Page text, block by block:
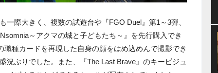
一際大きく、複数の試遊台や『FGO Duel』第1～3弾、
～アクマの城と子どもたち～』を先行購入でき
種カードを再現した自身の顔をはめ込めんで撮影でき
況ぶりでした。また、『The Last Brave』のキービジュ